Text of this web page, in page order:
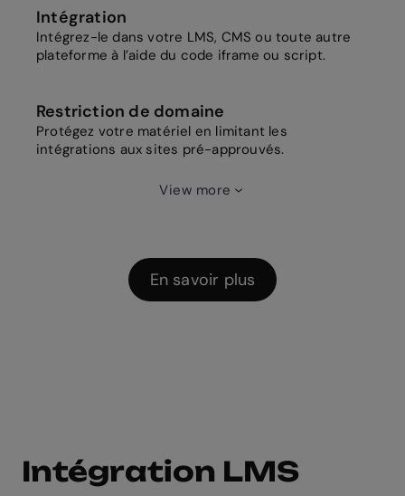
Intégration
Intégrez-le dans votre LMS, CMS ou toute autre
plateforme à l’aide du code iframe ou script.
Restriction de domaine
Protégez votre matériel en limitant les
intégrations aux sites pré-approuvés.
View more
En savoir plus
Intégration LMS